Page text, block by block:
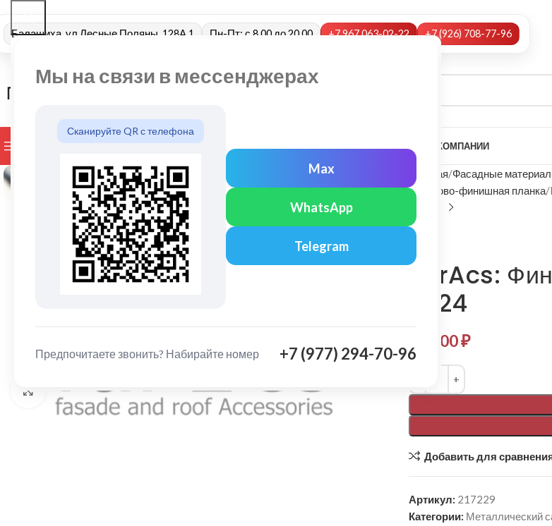
Мы на связи в мессенджерах
Сканируйте QR с телефона
Max
WhatsApp
Telegram
Предпочитаете звонить? Набирайте номер +7 (977) 294-70-96
Балашиха, ул Лесные Поляны, 128А 1 Пн-Пт: с 8.00 до 20.00 +7 967 063-02-22 +7 (926) 708-77-96
ПРОСМОТР КАТЕГОРИЙ БРЕНДЫ О КОМПАНИИ
Нажмите, чтобы увеличить
Главная Фасадные
Стартово-финишная планка
FarAcs
FarAcs:
7024
297,00₽
Alternative:
Добавить для
Артикул: 217229
Категории: Металлический